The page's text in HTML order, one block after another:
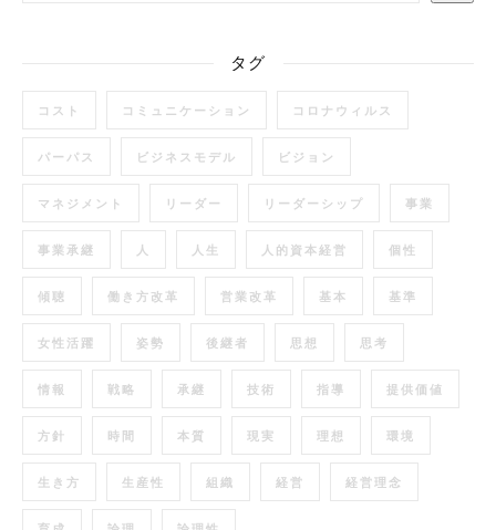
タグ
コスト コミュニケーション コロナウィルス
パーパス ビジネスモデル ビジョン
マネジメント リーダー リーダーシップ 事業
事業承継 人 人生 人的資本経営 個性
傾聴 働き方改革 営業改革 基本 基準
女性活躍 姿勢 後継者 思想 思考
情報 戦略 承継 技術 指導 提供価値
方針 時間 本質 現実 理想 環境
生き方 生産性 組織 経営 経営理念